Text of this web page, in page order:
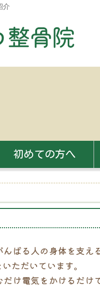
介
初めての方へ
ばる人の身体を支え
ただいています。
け電気をかけるだけ